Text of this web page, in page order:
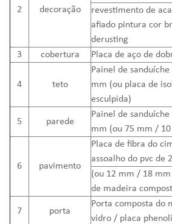
2 decoração
revestimento de
afiado pintura cor
derusting
3
cobertura Placa de aço de
4 teto
Painel de
mm (ou placa de
esculpida)
5 parede
Painel de
mm (ou 75 mm /
6 pavimento
Placa de fibra do
assoalho do pvc de
(ou 12 mm / 18
de madeira
7 porta
Porta composta do
vidro / placa